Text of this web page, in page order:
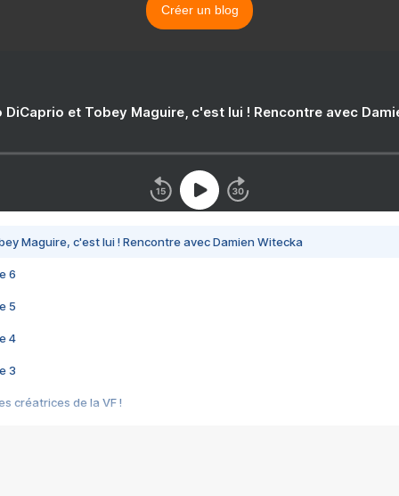
Créer un blog
DiCaprio et Tobey Maguire, c'est lui ! Rencontre avec
Maguire, c'est lui ! Rencontre avec Damien Witecka
6
5
4
3
créatrices de la VF !